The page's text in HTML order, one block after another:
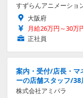
すずらんアニメーショ
大阪府
月給26万円～30万
正社員
案内・受付/店長・マ
ーの店舗スタッフ/
株式会社アミパラ